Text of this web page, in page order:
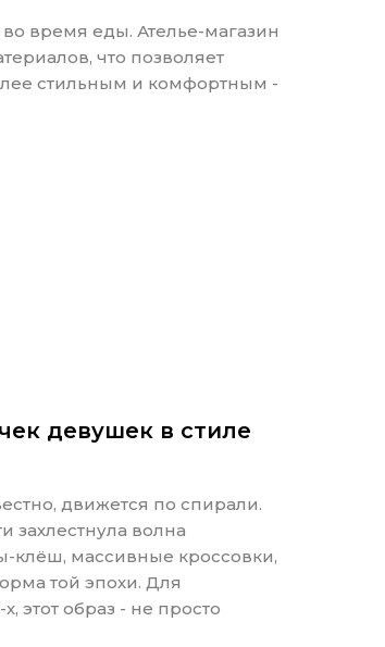
время еды. Ателье-магазин
что позволяет
стильным и комфортным -
девушек в стиле
движется по спирали.
захлестнула волна
клёш, массивные кроссовки,
той эпохи. Для
образ - не просто